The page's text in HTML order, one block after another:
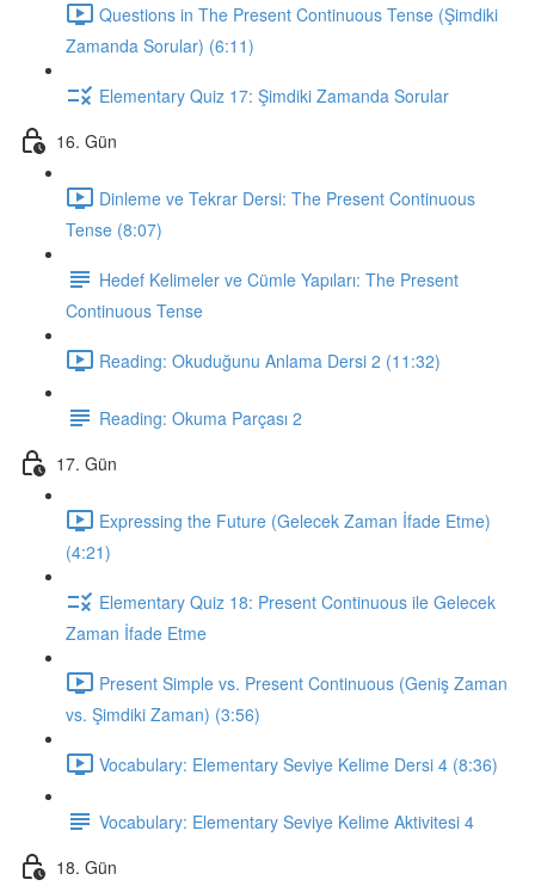
Questions in The Present Continuous Tense (Şimdiki
Zamanda Sorular) (6:11)
Elementary Quiz 17: Şimdiki Zamanda Sorular
16. Gün
Dinleme ve Tekrar Dersi: The Present Continuous
Tense (8:07)
Hedef Kelimeler ve Cümle Yapıları: The Present
Continuous Tense
Reading: Okuduğunu Anlama Dersi 2 (11:32)
Reading: Okuma Parçası 2
17. Gün
Expressing the Future (Gelecek Zaman İfade Etme)
(4:21)
Elementary Quiz 18: Present Continuous ile Gelecek
Zaman İfade Etme
Present Simple vs. Present Continuous (Geniş Zaman
vs. Şimdiki Zaman) (3:56)
Vocabulary: Elementary Seviye Kelime Dersi 4 (8:36)
Vocabulary: Elementary Seviye Kelime Aktivitesi 4
18. Gün